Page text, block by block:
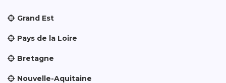
Grand Est
Pays de la Loire
Bretagne
Nouvelle-Aquitaine